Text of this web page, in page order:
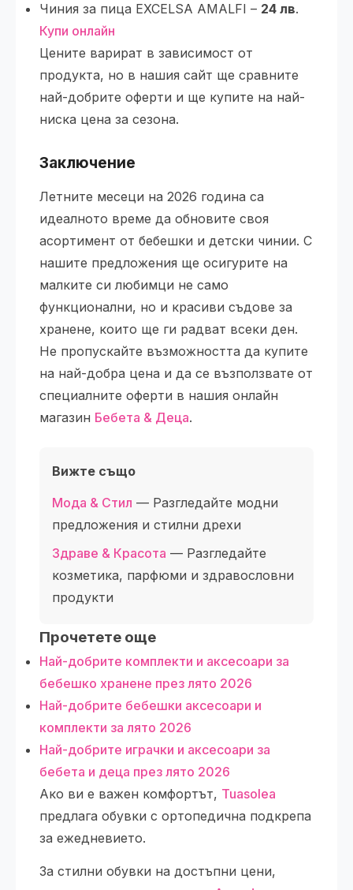
Чиния за пица EXCELSA AMALFI – 24 лв.
Купи онлайн
Цените варират в зависимост от
продукта, но в нашия сайт ще сравните
най-добрите оферти и ще купите на най-
ниска цена за сезона.
Заключение
Летните месеци на 2026 година са
идеалното време да обновите своя
асортимент от бебешки и детски чинии. С
нашите предложения ще осигурите на
малките си любимци не само
функционални, но и красиви съдове за
хранене, които ще ги радват всеки ден.
Не пропускайте възможността да купите
на най-добра цена и да се възползвате от
специалните оферти в нашия онлайн
магазин Бебета & Деца.
Вижте също
Мода & Стил — Разгледайте модни
предложения и стилни дрехи
Здраве & Красота — Разгледайте
козметика, парфюми и здравословни
продукти
Прочетете още
Най-добрите комплекти и аксесоари за
бебешко хранене през лято 2026
Най-добрите бебешки аксесоари и
комплекти за лято 2026
Най-добрите играчки и аксесоари за
бебета и деца през лято 2026
Ако ви е важен комфортът, Tuasolea
предлага обувки с ортопедична подкрепа
за ежедневието.
За стилни обувки на достъпни цени,